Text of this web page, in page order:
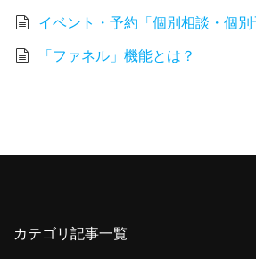
イベント・予約「個別相談・個別
「ファネル」機能とは？
カテゴリ記事一覧